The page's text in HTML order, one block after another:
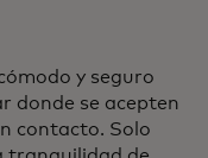
y seguro
donde se acepten
contacto. Solo